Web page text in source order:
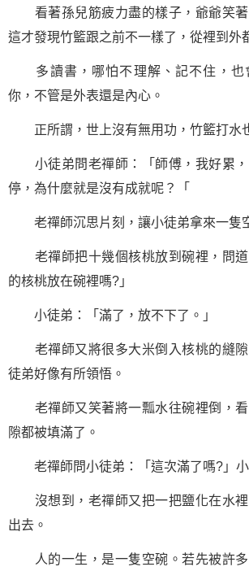
看著孫兒筋疲力盡的樣子，爺爺笑著
這才發現竹籃跟之前不一樣了，從裡到外
多讀書，哪怕不理解、記不住，也
你，不管是外表還是內心。
正所謂，世上沒有無用功，竹籃打水
小徒弟問老禪師：「師傅，我好累，
停，為什麼就是沒有成就呢？「
老禪師沉思片刻，讓小徒弟拿來一隻
老禪師把十幾個核桃放到碗裡，問道
的核桃放在碗裡嗎?」
小徒弟：「滿了，放不下了。」
老禪師又將很多大米倒入核桃的縫隙
徒弟好像有所領悟。
老禪師又笑著將一瓢水往碗裡倒，看
隙都被填滿了。
老禪師問小徒弟：「這次滿了嗎?」小
沒想到，老禪師又把一把鹽化在水裡
出去。
人的一生，是一隻空碗。若先被許多